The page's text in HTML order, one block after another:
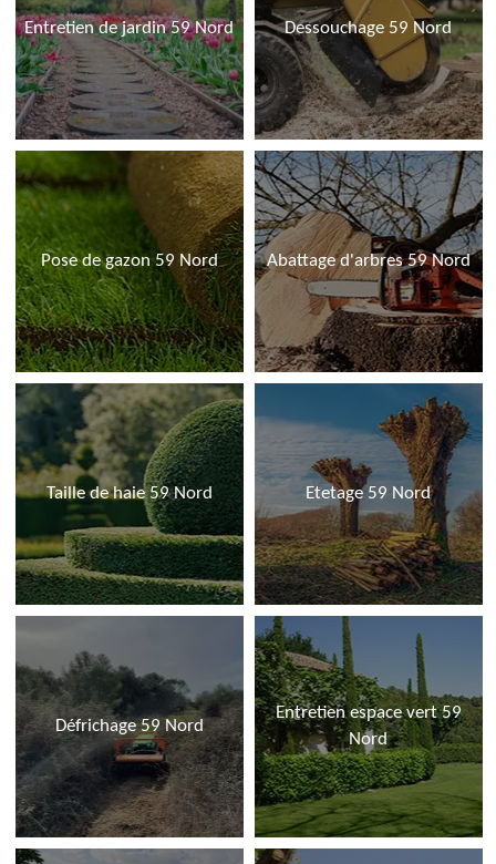
Entretien de jardin 59 Nord Dessouchage 59 Nord
Pose de gazon 59 Nord Abattage d'arbres 59 Nord
Taille de haie 59 Nord Etetage 59 Nord
Défrichage 59 Nord
Entretien espace vert 59
Nord